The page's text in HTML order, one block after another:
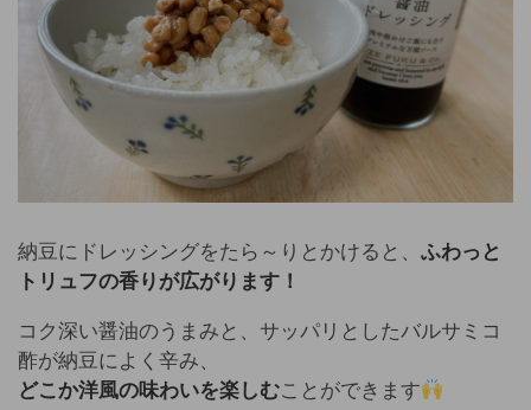
納豆にドレッシングをたら～りとかけると、 ふわっと
トリュフの香りが広がります！
コク深い醤油のうまみと、サッパリとしたバルサミコ
酢が納豆によく辛み、
どこか洋風の味わいを楽しむことができます